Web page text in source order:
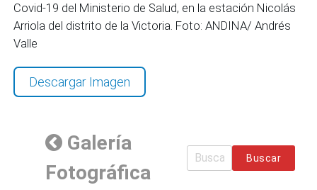
Covid-19 del Ministerio de Salud, en la estación Nicolás
Arriola del distrito de la Victoria. Foto: ANDINA/ Andrés
Valle
Descargar Imagen
Galería
Fotográfica
Buscar